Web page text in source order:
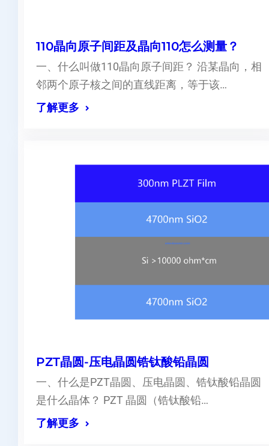
110晶向原子间距及晶向110怎么测量？
一、什么叫做110晶向原子间距？ 沿某晶向，相
邻两个原子核之间的直线距离，等于该…
了解更多
PZT晶圆-压电晶圆锆钛酸铅晶圆
一、什么是PZT晶圆、压电晶圆、锆钛酸铅晶圆
是什么晶体？ PZT 晶圆（锆钛酸铅…
了解更多